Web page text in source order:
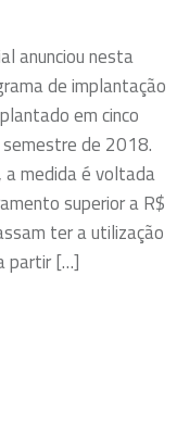
anunciou nesta
de implantação
em cinco
de 2018.
medida é voltada
superior a R$
ter a utilização
partir […]